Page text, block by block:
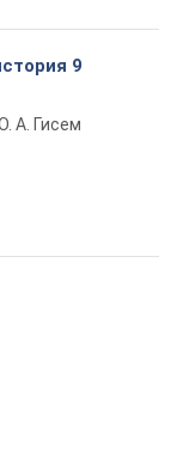
9
А. Гисем